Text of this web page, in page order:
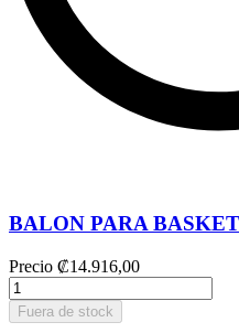
BALON PARA
Precio ₡14.916,00
Fuera de stock